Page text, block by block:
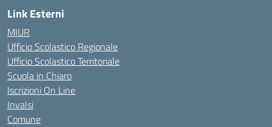
Link Esterni
MIUR
Ufficio Scolastico Regionale
Ufficio Scolastico Territoriale
Scuola in Chiaro
Iscrizioni On Line
Invalsi
Comune